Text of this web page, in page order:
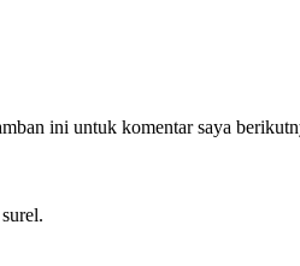
ini untuk komentar saya